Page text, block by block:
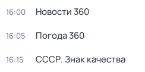
16:00 Новости 360
16:05 Погода 360
16:15 СССР. Знак качества